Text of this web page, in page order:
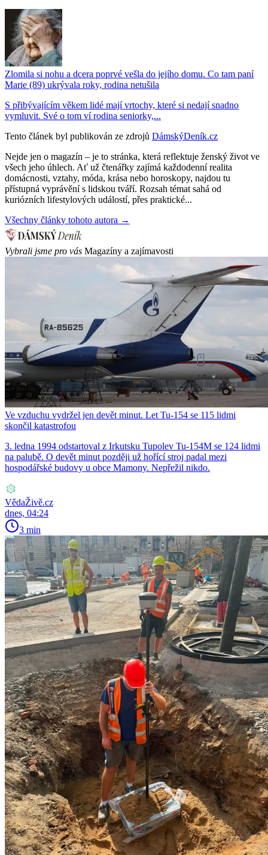
Zlomila si nohu a dcera poprvé vešla do jejího domu. Co tam paní
Marie (89) ukrývala roky, rodina netušila
S přibývajícím věkem lidé mají vrtochy, které si nedají snadno
vymluvit. Své o tom ví rodina seniorky,...
Tento článek byl publikován ze zdrojů DámskýDeník.cz
Nejde jen o magazín – je to stránka, která reflektuje ženský život ve
všech jeho úhlech. Ať už čtenářky zajímá každodenní realita
domácnosti, vztahy, móda, krása nebo horoskopy, najdou tu
přístupná vyprávění s lidskou tváří. Rozsah témat sahá od
kuriózních lifestylových událostí, přes praktické...
Všechny články tohoto autora →
Vybrali jsme pro vás Magazíny a zajímavosti
Ve vzduchu vydržel jen devět minut. Let Tu-154 se 115 lidmi
skončil katastrofou
3. ledna 1994 odstartoval z Irkutsku Tupolev Tu-154M se 124 lidmi
na palubě. O devět minut později už hořící stroj padal mezi
hospodářské budovy u obce Mamony. Nepřežil nikdo.
VědaŽivě.cz
dnes, 04:24
3 min